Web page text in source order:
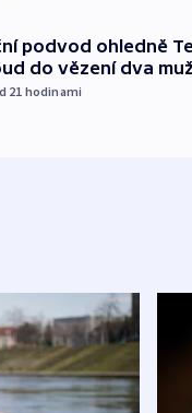
podvod ohledně
do vězení dva
21 hodinami